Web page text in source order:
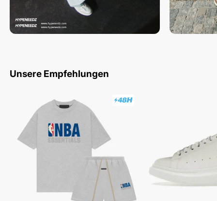
Unsere Empfehlungen